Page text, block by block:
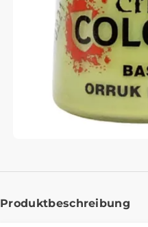
Produktbeschreibung